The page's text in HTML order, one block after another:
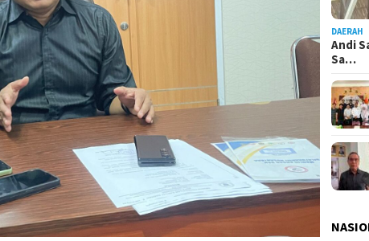
DAERAH
Andi
Sa…